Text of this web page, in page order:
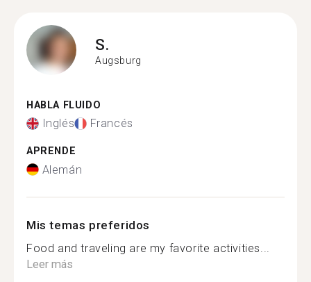
S.
Augsburg
HABLA FLUIDO
Inglés Francés
APRENDE
Alemán
Mis temas preferidos
Food and traveling are my favorite activities...
Leer más